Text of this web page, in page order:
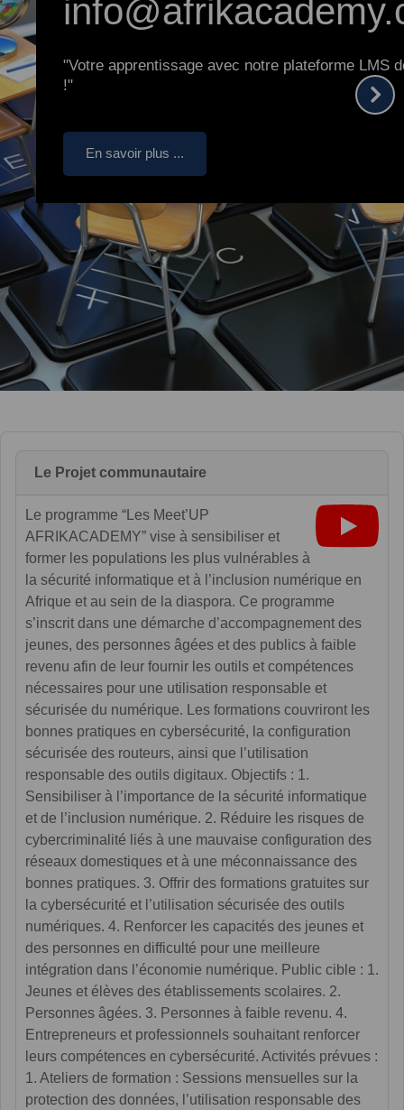
"Votre apprentissage avec notre plateforme LMS
!"
En savoir plus ...
Le Projet communautaire
Le programme “Les Meet’UP
AFRIKACADEMY” vise à sensibiliser et
former les populations les plus vulnérables à
la sécurité informatique et à l’inclusion numérique en
Afrique et au sein de la diaspora. Ce programme
s’inscrit dans une démarche d’accompagnement des
jeunes, des personnes âgées et des publics à faible
revenu afin de leur fournir les outils et compétences
nécessaires pour une utilisation responsable et
sécurisée du numérique. Les formations couvriront les
bonnes pratiques en cybersécurité, la configuration
sécurisée des routeurs, ainsi que l’utilisation
responsable des outils digitaux. Objectifs : 1.
Sensibiliser à l’importance de la sécurité informatique
et de l’inclusion numérique. 2. Réduire les risques de
cybercriminalité liés à une mauvaise configuration des
réseaux domestiques et à une méconnaissance des
bonnes pratiques. 3. Offrir des formations gratuites sur
la cybersécurité et l’utilisation sécurisée des outils
numériques. 4. Renforcer les capacités des jeunes et
des personnes en difficulté pour une meilleure
intégration dans l’économie numérique. Public cible : 1.
Jeunes et élèves des établissements scolaires. 2.
Personnes âgées. 3. Personnes à faible revenu. 4.
Entrepreneurs et professionnels souhaitant renforcer
leurs compétences en cybersécurité. Activités prévues :
1. Ateliers de formation : Sessions mensuelles sur la
protection des données, l’utilisation responsable des